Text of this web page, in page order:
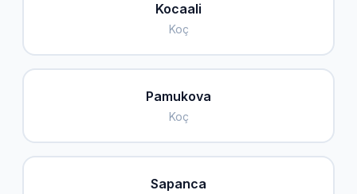
Kocaali
Koç
Pamukova
Koç
Sapanca